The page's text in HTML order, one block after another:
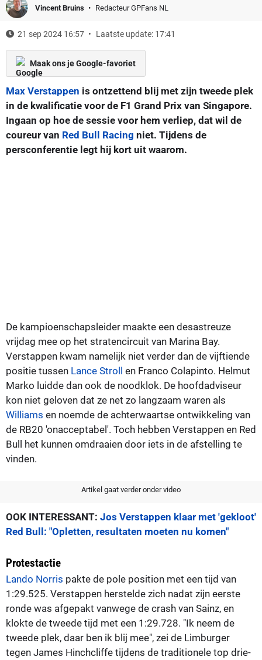
Vincent Bruins Redacteur GPFans NL
21 sep 2024 16:57 Laatste update: 17:41
Maak ons je Google-favoriet
Max Verstappen is ontzettend blij met zijn tweede plek
in de kwalificatie voor de F1 Grand Prix van Singapore.
Ingaan op hoe de sessie voor hem verliep, dat wil de
coureur van Red Bull Racing niet. Tijdens de
persconferentie legt hij kort uit waarom.
De kampioenschapsleider maakte een desastreuze
vrijdag mee op het stratencircuit van Marina Bay.
Verstappen kwam namelijk niet verder dan de vijftiende
positie tussen Lance Stroll en Franco Colapinto. Helmut
Marko luidde dan ook de noodklok. De hoofdadviseur
kon niet geloven dat ze net zo langzaam waren als
Williams en noemde de achterwaartse ontwikkeling van
de RB20 'onacceptabel'. Toch hebben Verstappen en Red
Bull het kunnen omdraaien door iets in de afstelling te
vinden.
Artikel gaat verder onder video
OOK INTERESSANT: Jos Verstappen klaar met 'gekloot'
Red Bull: "Opletten, resultaten moeten nu komen"
Protestactie
Lando Norris pakte de pole position met een tijd van
1:29.525. Verstappen herstelde zich nadat zijn eerste
ronde was afgepakt vanwege de crash van Sainz, en
klokte de tweede tijd met een 1:29.728. "Ik neem de
tweede plek, daar ben ik blij mee", zei de Limburger
tegen James Hinchcliffe tijdens de traditionele top drie-